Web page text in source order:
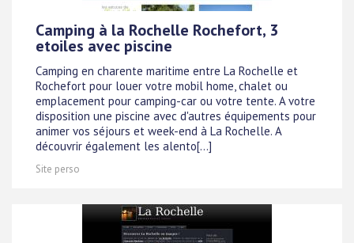
Camping à la Rochelle Rochefort, 3
etoiles avec piscine
Camping en charente maritime entre La Rochelle et
Rochefort pour louer votre mobil home, chalet ou
emplacement pour camping-car ou votre tente. A votre
disposition une piscine avec d'autres équipements pour
animer vos séjours et week-end à La Rochelle. A
découvrir également les alento[...]
Site perso